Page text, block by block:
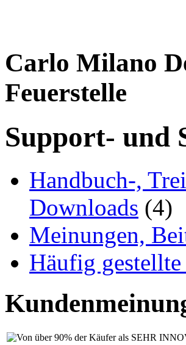
Carlo Milano
Feuerstelle
Support- und
Handbuch-,
Downloads (4)
Meinungen,
Häufig